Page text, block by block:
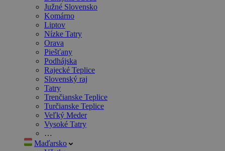
Južné Slovensko
Komárno
Liptov
Nízke Tatry
Orava
Piešťany
Podhájska
Rajecké Teplice
Slovenský raj
Tatry
Trenčianske Teplice
Turčianske Teplice
Veľký Meder
Vysoké Tatry
…
Maďarsko